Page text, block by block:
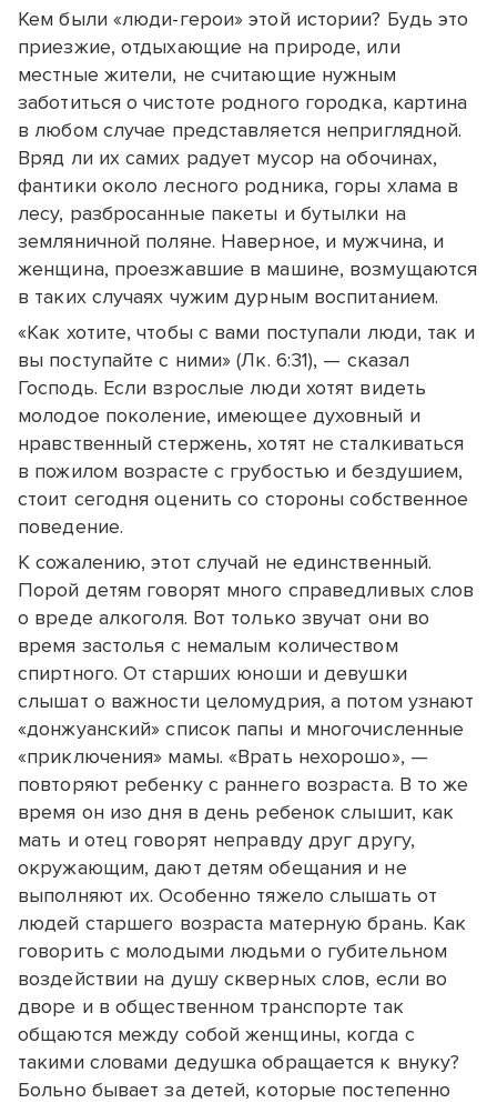
Кем были «люди-герои» этой истории? Будь это
приезжие, отдыхающие на природе, или
местные жители, не считающие нужным
заботиться о чистоте родного городка, картина
в любом случае представляется неприглядной.
Вряд ли их самих радует мусор на обочинах,
фантики около лесного родника, горы хлама в
лесу, разбросанные пакеты и бутылки на
земляничной поляне. Наверное, и мужчина, и
женщина, проезжавшие в машине, возмущаются
в таких случаях чужим дурным воспитанием.
«Как хотите, чтобы с вами поступали люди, так и
вы поступайте с ними» (Лк. 6:31), — сказал
Господь. Если взрослые люди хотят видеть
молодое поколение, имеющее духовный и
нравственный стержень, хотят не сталкиваться
в пожилом возрасте с грубостью и бездушием,
стоит сегодня оценить со стороны собственное
поведение.
К сожалению, этот случай не единственный.
Порой детям говорят много справедливых слов
о вреде алкоголя. Вот только звучат они во
время застолья с немалым количеством
спиртного. От старших юноши и девушки
слышат о важности целомудрия, а потом узнают
«донжуанский» список папы и многочисленные
«приключения» мамы. «Врать нехорошо», —
повторяют ребенку с раннего возраста. В то же
время он изо дня в день ребенок слышит, как
мать и отец говорят неправду друг другу,
окружающим, дают детям обещания и не
выполняют их. Особенно тяжело слышать от
людей старшего возраста матерную брань. Как
говорить с молодыми людьми о губительном
воздействии на душу скверных слов, если во
дворе и в общественном транспорте так
общаются между собой женщины, когда с
такими словами дедушка обращается к внуку?
Больно бывает за детей, которые постепенно